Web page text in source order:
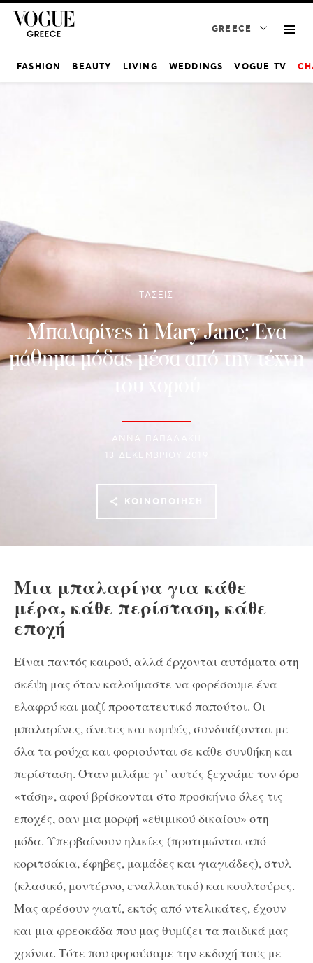
GREECE
FASHION BEAUTY LIVING WEDDINGS VOGUE TV
ΤΑΣΕΙΣ
Μπαλαρίνες ή Mary Jane; Ένα
μάθημα μόδας μέσα από την τέχνη
του χορού
ΑΝΝΑ ΠΑΠΑΔΑΚΗ
13 ΔΕΚΕΜΒΡΊΟΥ 2019
ΚΟΙΝΟΠΟΊΗΣΗ
Μια μπαλαρίνα για κάθε
μέρα, κάθε περίσταση, κάθε
εποχή
Είναι παντός καιρού, αλλά έρχονται αυτόματα στη
σκέψη μας όταν καλούμαστε να φορέσουμε ένα
ελαφρύ και μαζί προστατευτικό παπούτσι. Οι
μπαλαρίνες, άνετες και κομψές, συνδυάζονται με
όλα τα ρούχα και φοριούνται σε κάθε συνθήκη και
περίσταση. Όταν μιλάμε γι’ αυτές ξεχνάμε τον όρο
«τάση», αφού βρίσκονται στο προσκήνιο όλες τις
εποχές, σαν μια μορφή «εθιμικού δικαίου» στη
μόδα. Υπερβαίνουν ηλικίες (προτιμώνται από
κοριτσάκια, έφηβες, μαμάδες και γιαγιάδες), στυλ
(κλασικό, μοντέρνο, εναλλακτικό) και κουλτούρες.
Μας αρέσουν γιατί, εκτός από ντελικάτες, έχουν
και μια φρεσκάδα που μας θυμίζει τα παιδικά μας
χρόνια. Τότε που φορούσαμε την εκδοχή τους με